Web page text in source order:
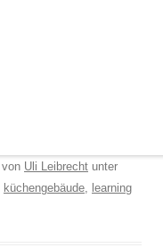
von Uli Leibrecht unter
küchengebäude, learning